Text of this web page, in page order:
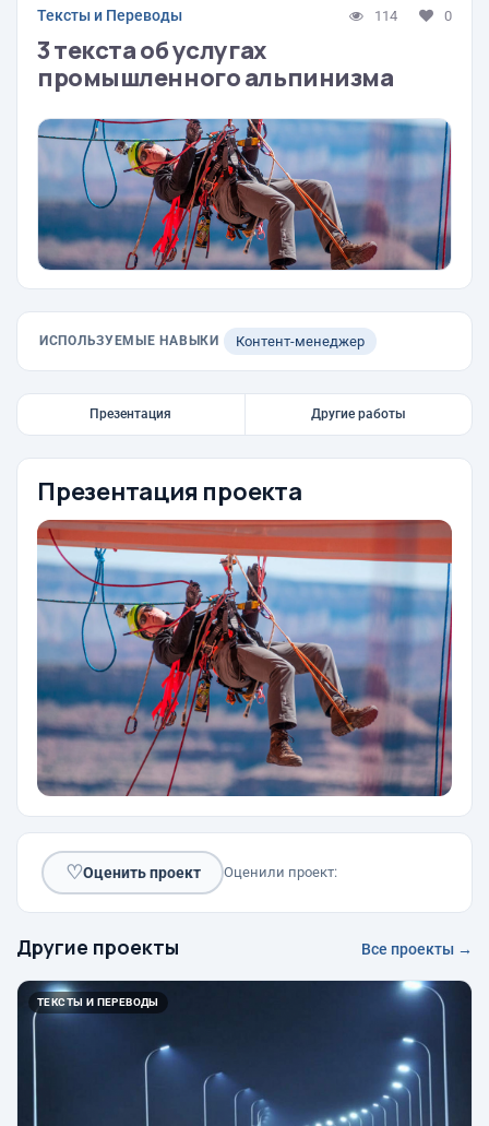
Тексты и Переводы 114 0
3 текста об услугах
промышленного альпинизма
ИСПОЛЬЗУЕМЫЕ НАВЫКИ Контент-менеджер
Презентация Другие работы
Презентация проекта
♡Оценить проект Оценили проект:
Другие проекты Все проекты →
ТЕКСТЫ И ПЕРЕВОДЫ